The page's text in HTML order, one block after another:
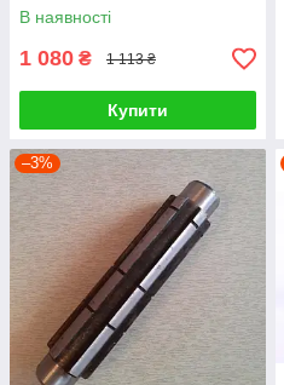
В наявності
1 080 ₴ 1 113 ₴
Купити
–3%